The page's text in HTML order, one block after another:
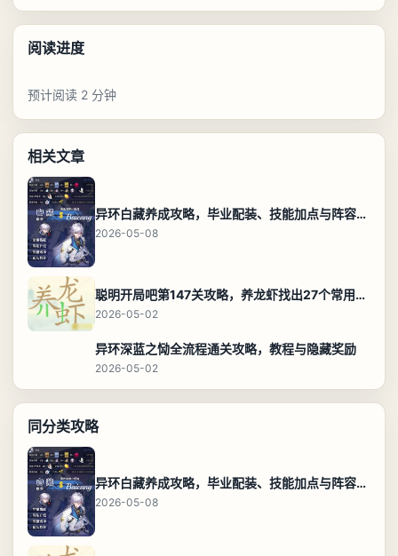
阅读进度
预计阅读 2 分钟
相关文章
异环白藏养成攻略，毕业配装、技能加点与阵容搭配保姆级解析
2026-05-08
聪明开局吧第147关攻略，养龙虾找出27个常用字通关答案
2026-05-02
异环深蓝之恸全流程通关攻略，教程与隐藏奖励
2026-05-02
同分类攻略
异环白藏养成攻略，毕业配装、技能加点与阵容搭配保姆级解析
2026-05-08